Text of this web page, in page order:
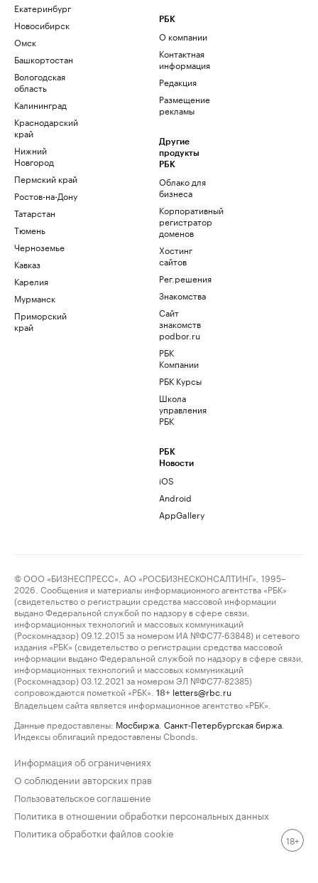
Екатеринбург
Новосибирск
Омск
Башкортостан
Вологодская
область
Калининград
Краснодарский
край
Нижний
Новгород
Пермский край
Ростов-на-Дону
Татарстан
Тюмень
Черноземье
Кавказ
Карелия
Мурманск
Приморский
край
РБК
О компании
Контактная
информация
Редакция
Размещение
рекламы
Другие
продукты
РБК
Облако для
бизнеса
Корпоративный
регистратор
доменов
Хостинг
сайтов
Рег.решения
Знакомства
Сайт
знакомств
podbor.ru
РБК
Компании
РБК Курсы
Школа
управления
РБК
РБК
Новости
iOS
Android
AppGallery
© ООО «БИЗНЕСПРЕСС», АО «РОСБИЗНЕСКОНСАЛТИНГ», 1995–
2026. Сообщения и материалы информационного агентства «РБК»
(свидетельство о регистрации средства массовой информации
выдано Федеральной службой по надзору в сфере связи,
информационных технологий и массовых коммуникаций
(Роскомнадзор) 09.12.2015 за номером ИА №ФС77-63848) и сетевого
издания «РБК» (свидетельство о регистрации средства массовой
информации выдано Федеральной службой по надзору в сфере связи,
информационных технологий и массовых коммуникаций
(Роскомнадзор) 03.12.2021 за номером ЭЛ №ФС77-82385)
сопровождаются пометкой «РБК».
18+ letters@rbc.ru
Владельцем сайта является информационное агентство «РБК».
Данные предоставлены: Мосбиржа Санкт-Петербургская биржа
Индексы облигаций предоставлены Cbonds.
Информация об ограничениях
О соблюдении авторских прав
Пользовательское соглашение
Политика в отношении обработки персональных данных
Политика обработки файлов cookie
18+